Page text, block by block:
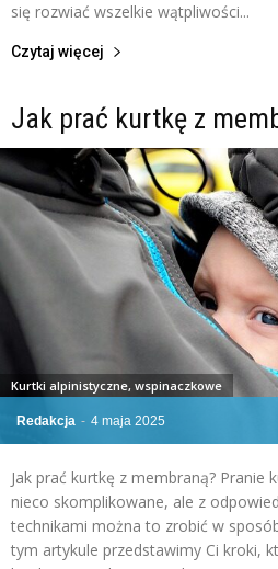
się rozwiać wszelkie wątpliwości...
Czytaj więcej
Jak prać kurtkę z
Redakcja - 4 maja 2025
Kurtki alpinistyczne, wspinaczkowe
Jak prać kurtkę z membraną? Pranie
nieco skomplikowane, ale z
technikami można to zrobić w
tym artykule przedstawimy Ci kroki,